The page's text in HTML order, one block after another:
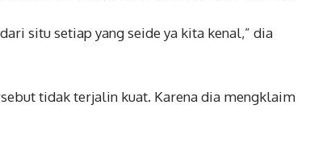
situ setiap yang seide ya kita kenal,” dia
tidak terjalin kuat. Karena dia mengklaim